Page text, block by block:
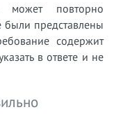
может повторно
были представлены
содержит
в ответе и не